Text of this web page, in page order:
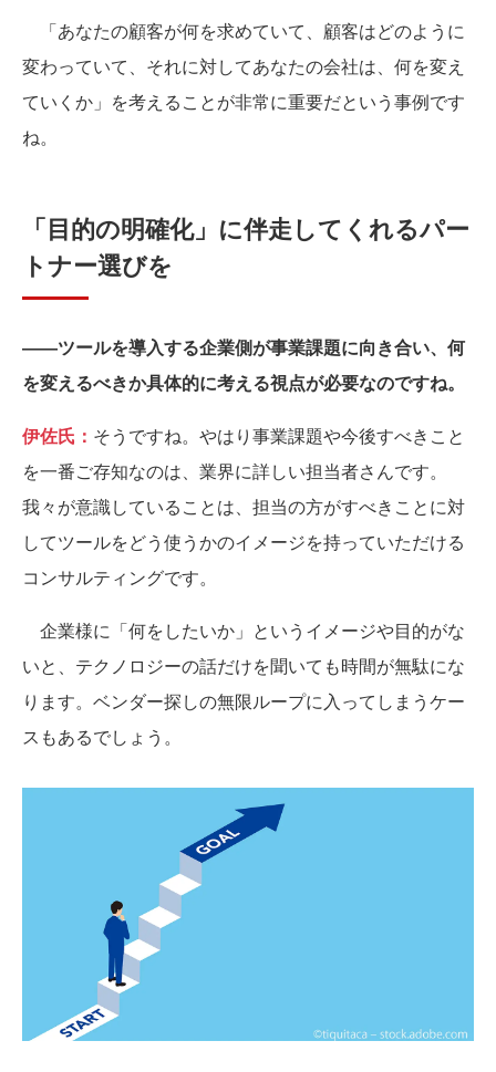
「あなたの顧客が何を求めていて、顧客はどのように
変わっていて、それに対してあなたの会社は、何を変え
ていくか」を考えることが非常に重要だという事例です
ね。
「目的の明確化」に伴走してくれるパー
トナー選びを
――ツールを導入する企業側が事業課題に向き合い、何
を変えるべきか具体的に考える視点が必要なのですね。
伊佐氏： そうですね。やはり事業課題や今後すべきこと
を一番ご存知なのは、業界に詳しい担当者さんです。
我々が意識していることは、担当の方がすべきことに対
してツールをどう使うかのイメージを持っていただける
コンサルティングです。
企業様に「何をしたいか」というイメージや目的がな
いと、テクノロジーの話だけを聞いても時間が無駄にな
ります。ベンダー探しの無限ループに入ってしまうケー
スもあるでしょう。